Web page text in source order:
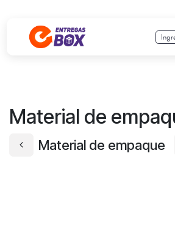
Material de
Material de empaque